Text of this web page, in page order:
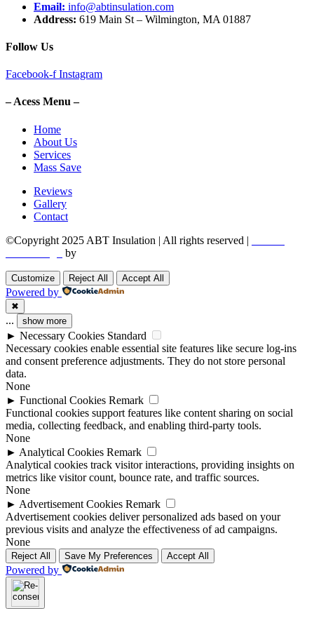
Email: info@abtinsulation.com
Address: 619 Main St – Wilmington, MA 01887
Follow Us
Facebook-f Instagram
– Acess Menu –
Home
About Us
Services
Mass Save
Reviews
Gallery
Contact
©Copyright 2025 ABT Insulation | All rights reserved |
by
Customize Reject All Accept All
Powered by
✖
... show more
► Necessary Cookies Standard
Necessary cookies enable essential site features like secure log-ins
and consent preference adjustments. They do not store personal
data.
None
► Functional Cookies Remark
Functional cookies support features like content sharing on social
media, collecting feedback, and enabling third-party tools.
None
► Analytical Cookies Remark
Analytical cookies track visitor interactions, providing insights on
metrics like visitor count, bounce rate, and traffic sources.
None
► Advertisement Cookies Remark
Advertisement cookies deliver personalized ads based on your
previous visits and analyze the effectiveness of ad campaigns.
None
Reject All Save My Preferences Accept All
Powered by